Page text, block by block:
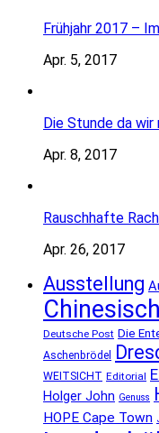
Frühjahr 2017 –
Apr. 5, 2017
Die Stunde da
Apr. 8, 2017
Rauschhafte
Apr. 26, 2017
Ausstellung
Deutsche Post Die
Aschenbrödel
WEITSICHT Editorial
Holger John Genuss
HOPE Cape Town